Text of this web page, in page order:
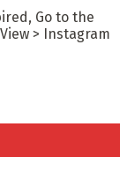
Go to the
> Instagram